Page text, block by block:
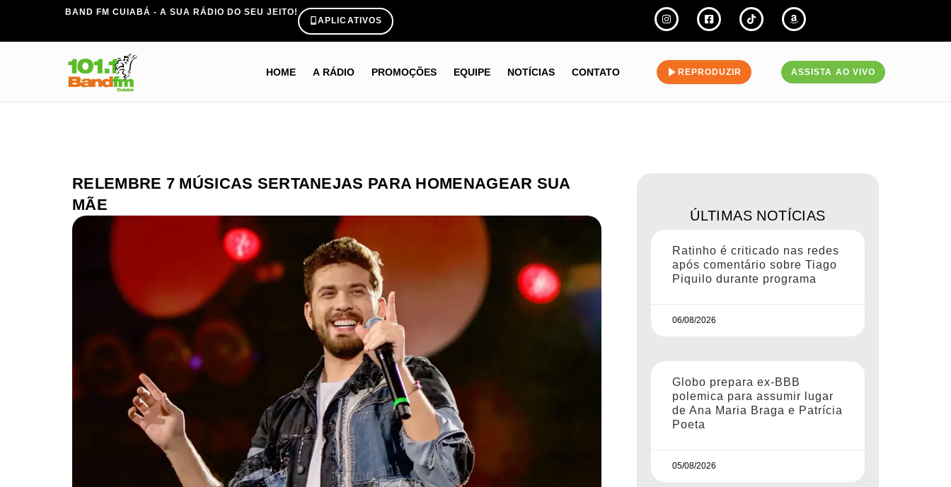
BAND FM CUIABÁ - A SUA RÁDIO DO SEU JEITO!
APLICATIVOS
HOME A RÁDIO PROMOÇÕES EQUIPE NOTÍCIAS CONTATO REPRODUZIR ASSISTA AO VIVO
RELEMBRE 7 MÚSICAS SERTANEJAS PARA HOMENAGEAR SUA
MÃE
ÚLTIMAS NOTÍCIAS
Ratinho é criticado nas redes
após comentário sobre Tiago
Piquilo durante programa
06/08/2026
Globo prepara ex-BBB
polemica para assumir lugar
de Ana Maria Braga e Patrícia
Poeta
05/08/2026